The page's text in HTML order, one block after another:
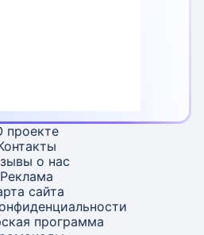
проекте
о нас
Реклама
сайта
программа